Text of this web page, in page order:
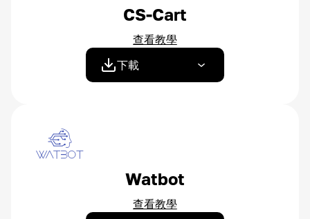
CS-Cart
查看教學
下載
Watbot
查看教學